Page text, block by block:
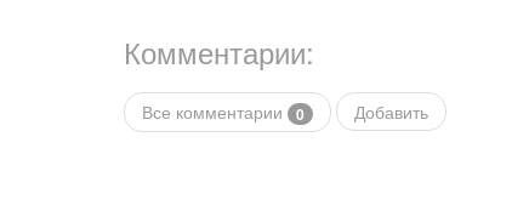
Комментарии:
Все комментарии 0 Добавить